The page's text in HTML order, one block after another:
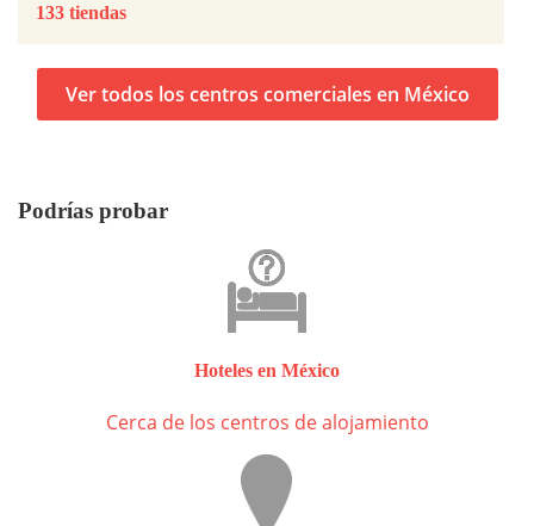
133 tiendas
Ver todos los centros comerciales en México
Podrías probar
Hoteles en México
Cerca de los centros de alojamiento